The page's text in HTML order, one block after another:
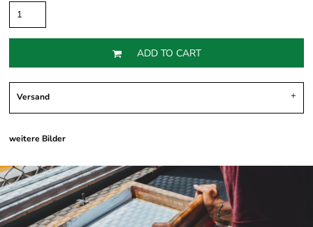
ADD TO CART
Versand
weitere Bilder